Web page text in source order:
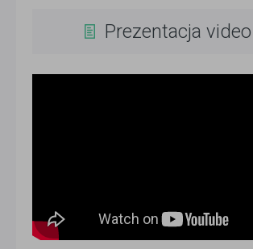
Prezentacja video